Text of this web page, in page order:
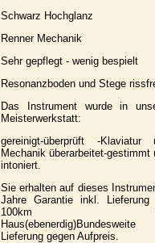
Schwarz Hochglanz
Renner Mechanik
Sehr gepflegt - wenig bespielt
Resonanzboden und Stege
Das Instrument wurde in
Meisterwerkstatt:
gereinigt-überprüft -Klaviatur
Mechanik überarbeitet-gestimmt
intoniert.
Sie erhalten auf dieses
Jahre Garantie inkl. Lieferung
100km
Haus(ebenerdig)Bundesweite
Lieferung gegen Aufpreis.